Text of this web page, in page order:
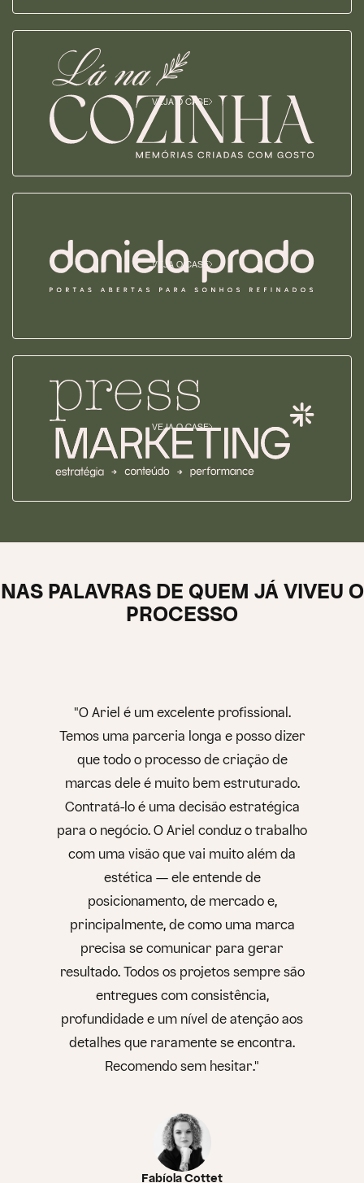
VEJA O CASE
VEJA O CASE
VEJA O CASE
NAS PALAVRAS DE QUEM JÁ VIVEU O
PROCESSO
"O Ariel é um excelente profissional.
Temos uma parceria longa e posso dizer
que todo o processo de criação de
marcas dele é muito bem estruturado.
Contratá-lo é uma decisão estratégica
para o negócio. O Ariel conduz o trabalho
com uma visão que vai muito além da
estética — ele entende de
posicionamento, de mercado e,
principalmente, de como uma marca
precisa se comunicar para gerar
resultado. Todos os projetos sempre são
entregues com consistência,
profundidade e um nível de atenção aos
detalhes que raramente se encontra.
Recomendo sem hesitar."